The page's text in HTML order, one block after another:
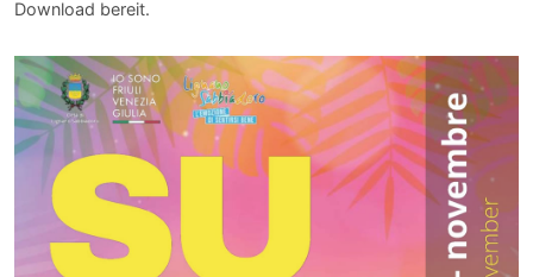
Download bereit.